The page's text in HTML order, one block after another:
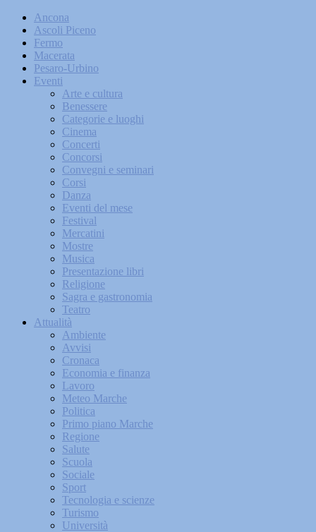
Ancona
Ascoli Piceno
Fermo
Macerata
Pesaro-Urbino
Eventi
Arte e cultura
Benessere
Categorie e luoghi
Cinema
Concerti
Concorsi
Convegni e seminari
Corsi
Danza
Eventi del mese
Festival
Mercatini
Mostre
Musica
Presentazione libri
Religione
Sagra e gastronomia
Teatro
Attualità
Ambiente
Avvisi
Cronaca
Economia e finanza
Lavoro
Meteo Marche
Politica
Primo piano Marche
Regione
Salute
Scuola
Sociale
Sport
Tecnologia e scienze
Turismo
Università